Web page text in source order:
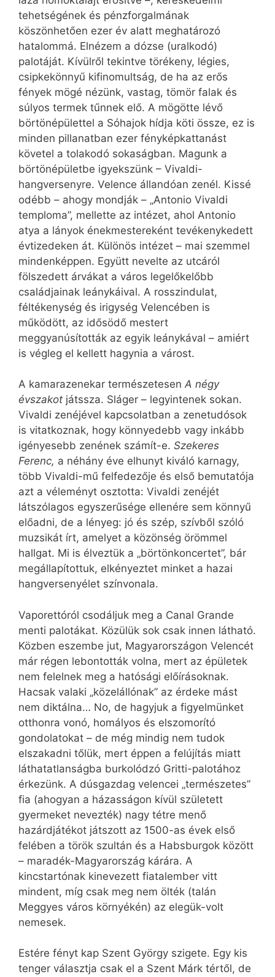
tehetségének és pénzforgalmának
köszönhetően ezer év alatt meghatározó
hatalommá. Elnézem a dózse (uralkodó)
palotáját. Kívülről tekintve törékeny, légies,
csipkekönnyű kifinomultság, de ha az erős
fények mögé nézünk, vastag, tömör falak és
súlyos termek tűnnek elő. A mögötte lévő
börtönépülettel a Sóhajok hídja köti össze, ez is
minden pillanatban ezer fényképkattanást
követel a tolakodó sokaságban. Magunk a
börtönépületbe igyekszünk – Vivaldi-
hangversenyre. Velence állandóan zenél. Kissé
odébb – ahogy mondják – „Antonio Vivaldi
temploma”, mellette az intézet, ahol Antonio
atya a lányok énekmestereként tevékenykedett
évtizedeken át. Különös intézet – mai szemmel
mindenképpen. Együtt nevelte az utcáról
fölszedett árvákat a város legelőkelőbb
családjainak leánykáival. A rosszindulat,
féltékenység és irigység Velencében is
működött, az idősödő mestert
meggyanúsították az egyik leánykával – amiért
is végleg el kellett hagynia a várost.
A kamarazenekar természetesen A négy
évszakot játssza. Sláger – legyintenek sokan.
Vivaldi zenéjével kapcsolatban a zenetudósok
is vitatkoznak, hogy könnyedebb vagy inkább
igényesebb zenének számít-e. Szekeres
Ferenc, a néhány éve elhunyt kiváló karnagy,
több Vivaldi-mű felfedezője és első bemutatója
azt a véleményt osztotta: Vivaldi zenéjét
látszólagos egyszerűsége ellenére sem könnyű
előadni, de a lényeg: jó és szép, szívből szóló
muzsikát írt, amelyet a közönség örömmel
hallgat. Mi is élveztük a „börtönkoncertet”, bár
megállapítottuk, elkényeztet minket a hazai
hangversenyélet színvonala.
Vaporettóról csodáljuk meg a Canal Grande
menti palotákat. Közülük sok csak innen látható.
Közben eszembe jut, Magyarországon Velencét
már régen lebontották volna, mert az épületek
nem felelnek meg a hatósági előírásoknak.
Hacsak valaki „közelállónak” az érdeke mást
nem diktálna… No, de hagyjuk a figyelmünket
otthonra vonó, homályos és elszomorító
gondolatokat – de még mindig nem tudok
elszakadni tőlük, mert éppen a felújítás miatt
láthatatlanságba burkolódzó Gritti-palotához
érkezünk. A dúsgazdag velencei „természetes”
fia (ahogyan a házasságon kívül született
gyermeket nevezték) nagy tétre menő
hazárdjátékot játszott az 1500-as évek első
felében a török szultán és a Habsburgok között
– maradék-Magyarország kárára. A
kincstartónak kinevezett fiatalember vitt
mindent, míg csak meg nem ölték (talán
Meggyes város környékén) az elegük-volt
nemesek.
Estére fényt kap Szent György szigete. Egy kis
tenger választja csak el a Szent Márk tértől, de